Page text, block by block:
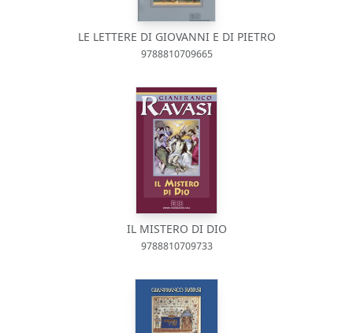
LE LETTERE DI GIOVANNI E DI PIETRO
9788810709665
IL MISTERO DI DIO
9788810709733